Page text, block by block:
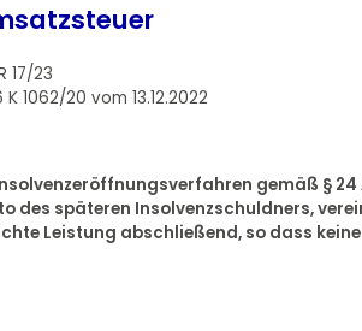
17/23
1062/20 vom 13.12.2022
gemäß § 24
des späteren Insolvenzschuldners,
Leistung abschließend, so dass